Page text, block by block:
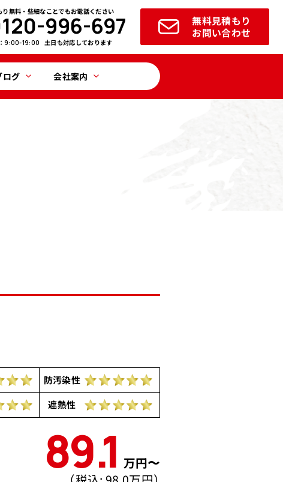
り無料・些細なことでもお電話ください
996-697
9:00-19:00 土日も対応しております
無料見積もり
お問い合わせ
ログ 会社案内
防汚染性
遮熱性
89.1 万円〜